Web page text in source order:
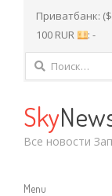
Приватбанк:
100 RUR
: -
Найти:
Sky
Все новости
Menu
Menu